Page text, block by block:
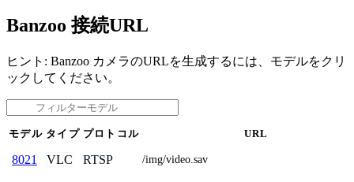
Banzoo 接続URL
ヒント: Banzoo カメラのURLを生成するには、モデルをクリ
ックしてください。
モデル タイプ プロトコル URL
8021 VLC RTSP /img/video.sav